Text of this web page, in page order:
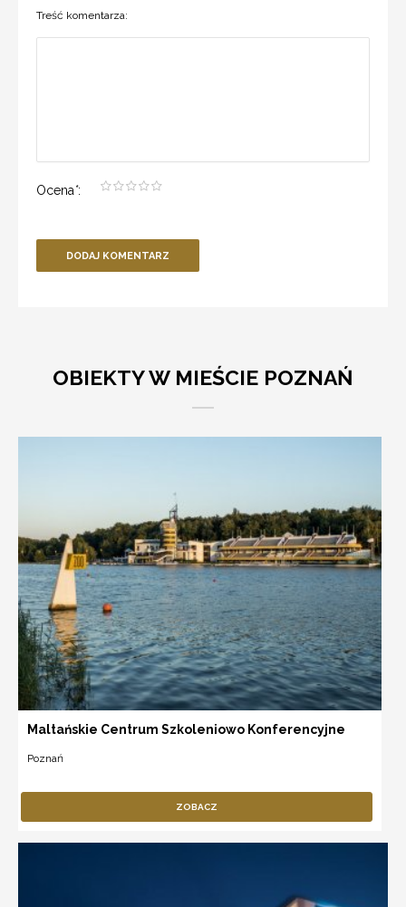
Treść komentarza:
Ocena*:
DODAJ KOMENTARZ
OBIEKTY W MIEŚCIE POZNAŃ
Maltańskie Centrum Szkoleniowo Konferencyjne
Poznań
ZOBACZ